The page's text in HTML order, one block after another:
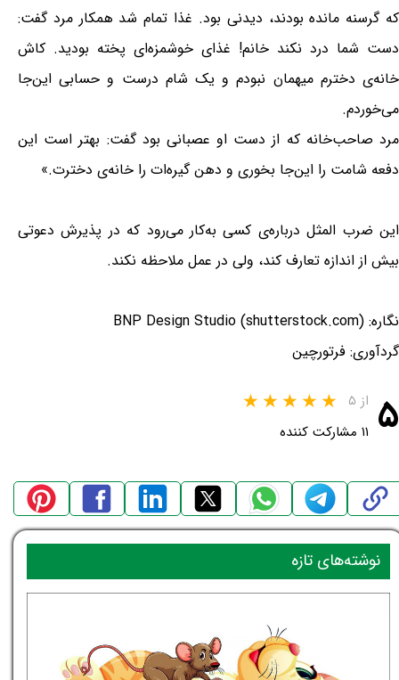
که گرسنه مانده بودند، دیدنی بود. غذا تمام شد همکار مرد گفت:
دست شما درد نکند خانم! غذای خوشمزه‌ای پخته بودید. کاش
خانه‌ی دخترم میهمان نبودم و یک شام درست و حسابی این‌جا
می‌خوردم.
مرد صاحب‌خانه که از دست او عصبانی بود گفت: بهتر است این
دفعه شامت را این‌جا بخوری و دهن گیره‌ات را خانه‌ی دخترت.»
این ضرب المثل درباره‌ی کسی به‌کار می‌رود که در پذیرش دعوتی
بیش از اندازه تعارف کند، ولی در عمل ملاحظه نکند.
نگاره: BNP Design Studio (shutterstock.com)
گردآوری: فرتورچین
۵ از ۵
۱۱ مشارکت کننده
نوشته‌های تازه